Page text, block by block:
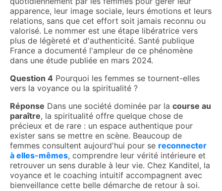
apparence, leur image sociale, leurs émotions et leurs
relations, sans que cet effort soit jamais reconnu ou
valorisé. Le nommer est une étape libératrice vers
plus de légèreté et d'authenticité. Santé publique
France a documenté l'ampleur de ce phénomène
dans une étude publiée en mars 2024.
Question 4 Pourquoi les femmes se tournent-elles
vers la voyance ou la spiritualité ?
Réponse Dans une société dominée par la course au
paraître, la spiritualité offre quelque chose de
précieux et de rare : un espace authentique pour
exister sans se mettre en scène. Beaucoup de
femmes consultent aujourd'hui pour se reconnecter
à elles-mêmes, comprendre leur vérité intérieure et
retrouver un sens durable à leur vie. Chez Kanditel, la
voyance et le coaching intuitif accompagnent avec
bienveillance cette belle démarche de retour à soi.